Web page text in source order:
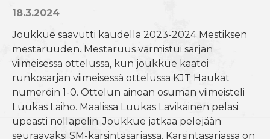
18.3.2024
Joukkue saavutti kaudella 2023-2024 Mestiksen
mestaruuden. Mestaruus varmistui sarjan
viimeisessä ottelussa, kun joukkue kaatoi
runkosarjan viimeisessä ottelussa KJT Haukat
numeroin 1-0. Ottelun ainoan osuman viimeisteli
Luukas Laiho. Maalissa Luukas Lavikainen pelasi
upeasti nollapelin. Joukkue jatkaa pelejään
seuraavaksi SM-karsintasarjassa. Karsintasarjassa on